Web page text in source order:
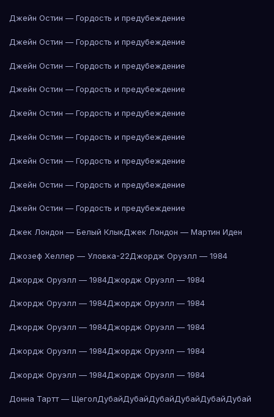
Джейн Остин — Гордость и предубеждение
Джейн Остин — Гордость и предубеждение
Джейн Остин — Гордость и предубеждение
Джейн Остин — Гордость и предубеждение
Джейн Остин — Гордость и предубеждение
Джейн Остин — Гордость и предубеждение
Джейн Остин — Гордость и предубеждение
Джейн Остин — Гордость и предубеждение
Джейн Остин — Гордость и предубеждение
Джек Лондон — Белый КлыкДжек Лондон — Мартин Иден
Джозеф Хеллер — Уловка-22Джордж Оруэлл — 1984
Джордж Оруэлл — 1984Джордж Оруэлл — 1984
Джордж Оруэлл — 1984Джордж Оруэлл — 1984
Джордж Оруэлл — 1984Джордж Оруэлл — 1984
Джордж Оруэлл — 1984Джордж Оруэлл — 1984
Джордж Оруэлл — 1984Джордж Оруэлл — 1984
Донна Тартт — ЩеголДубайДубайДубайДубайДубайДубай